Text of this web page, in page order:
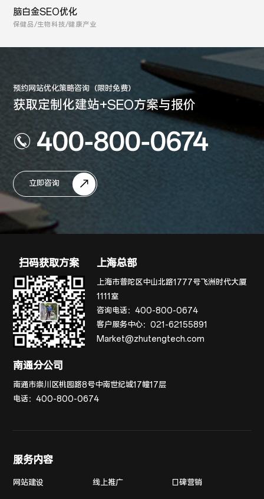
脑白金SEO优化
保健品/生物科技/健康产业
预约网站优化策略咨询（限时免费）
获取定制化建站+SEO方案与报价
400-800-0674
立即咨询
扫码获取方案 上海总部
上海市普陀区中山北路1777号飞洲时代大厦
1111室
咨询电话：400-800-0674
客户服务中心：021-62155891
Market@zhutengtech.com
南通分公司
南通市崇川区桃园路8号中南世纪城17幢17层
电话：400-800-0674
服务内容
网站建设 线上推广 口碑营销